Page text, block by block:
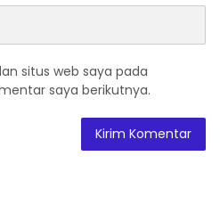
situs web saya pada
saya berikutnya.